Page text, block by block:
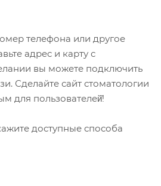
телефона или другое
адрес и карту с
вы можете подключить
Сделайте сайт стоматологии
для пользователей̆!
доступные способа